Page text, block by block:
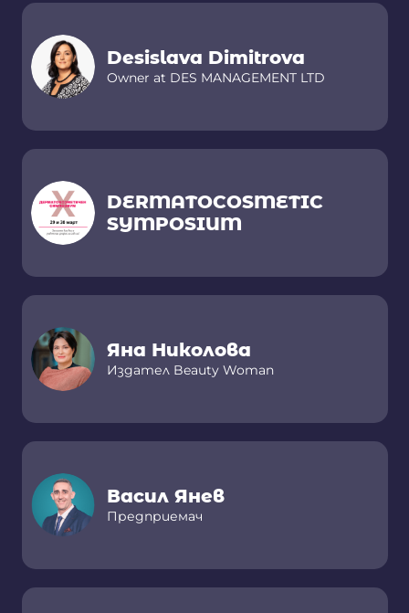
Desislava Dimitrova
Owner at DES MANAGEMENT LTD
DERMATOCOSMETIC
SYMPOSIUM
Яна Николова
Издател Beauty Woman
Васил Янев
Предприемач